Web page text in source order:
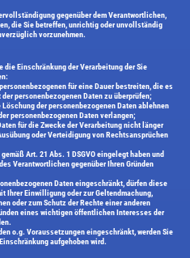
gegenüber dem Verantwortlichen,
die Sie betreffen, unrichtig oder unvollständig
vorzunehmen.
die Einschränkung der Verarbeitung der Sie
für eine Dauer bestreiten, die es
personenbezogenen Daten zu überprüfen;
der personenbezogenen Daten ablehnen
personenbezogenen Daten verlangen;
für die Zwecke der Verarbeitung nicht länger
oder Verteidigung von Rechtsansprüchen
Art. 21 Abs. 1 DSGVO eingelegt haben und
Verantwortlichen gegenüber Ihren Gründen
Daten eingeschränkt, dürfen diese
Ihrer Einwilligung oder zur Geltendmachung,
oder zum Schutz der Rechte einer anderen
eines wichtigen öffentlichen Interesses der
o.g. Voraussetzungen eingeschränkt, werden Sie
aufgehoben wird.